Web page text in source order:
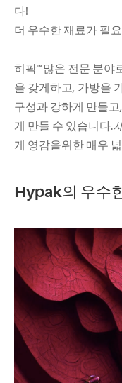
다!
더 우수한 재료가 필
히팍™많은 전문 분야
을 갖게하고, 가방을
구성과 강하게 만들
게 만들 수 있습니다.
게 영감을위한 매우
Hypak의 우수